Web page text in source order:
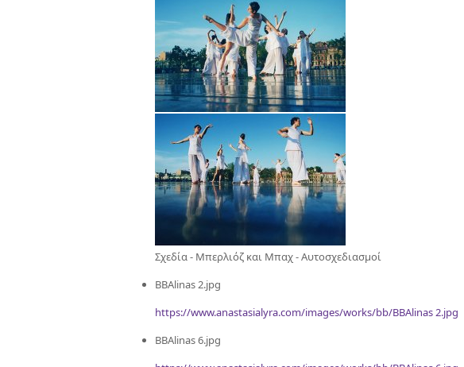
Σχεδία - Μπερλιόζ και Μπαχ - Αυτοσχεδιασμοί
BBAlinas 2.jpg
https://www.anastasialyra.com/images/works/bb/BBAlinas 2.jpg
BBAlinas 6.jpg